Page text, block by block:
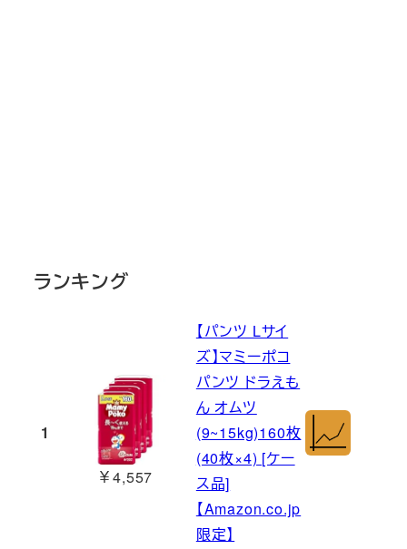
ランキング
1
￥4,557
【パンツ Lサイ
ズ】マミーポコ
パンツ ドラえも
ん オムツ
(9~15kg)160枚
(40枚×4) [ケー
ス品]
【Amazon.co.jp
限定】